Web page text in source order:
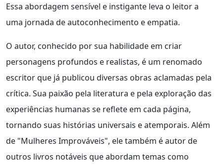
Essa abordagem sensível e instigante leva o leitor a
uma jornada de autoconhecimento e empatia.
O autor, conhecido por sua habilidade em criar
personagens profundos e realistas, é um renomado
escritor que já publicou diversas obras aclamadas pela
crítica. Sua paixão pela literatura e pela exploração das
experiências humanas se reflete em cada página,
tornando suas histórias universais e atemporais. Além
de "Mulheres Improváveis", ele também é autor de
outros livros notáveis que abordam temas como